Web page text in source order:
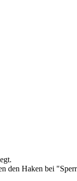
den Haken bei